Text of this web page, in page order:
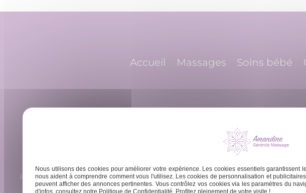
Accueil Massages Soins bébé
Rue Barreyre, 33300 Bordeaux Lundi - Dimanche : 8h - 20h
Nous utilisons des cookies pour améliorer votre expérience. Les cookies essentiels garantissent
nous aident à comprendre comment vous l'utilisez. Les cookies de personnalisation et
peuvent afficher des annonces pertinentes. Vous contrôlez vos cookies via les paramètres du
d'infos, consultez notre Politique de Confidentialité. Profitez pleinement de votre visite !